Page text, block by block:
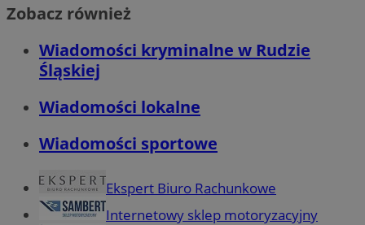
Zobacz również
Wiadomości kryminalne w Rudzie
Śląskiej
Wiadomości lokalne
Wiadomości sportowe
Ekspert Biuro Rachunkowe
Internetowy sklep motoryzacyjny